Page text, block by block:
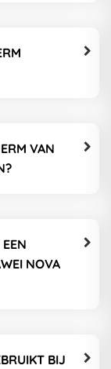
VAN
NOVA
BIJ